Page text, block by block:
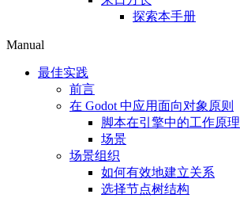
探索本手册
Manual
最佳实践
前言
在 Godot 中应用面向对象原则
脚本在引擎中的工作原理
场景
场景组织
如何有效地建立关系
选择节点树结构